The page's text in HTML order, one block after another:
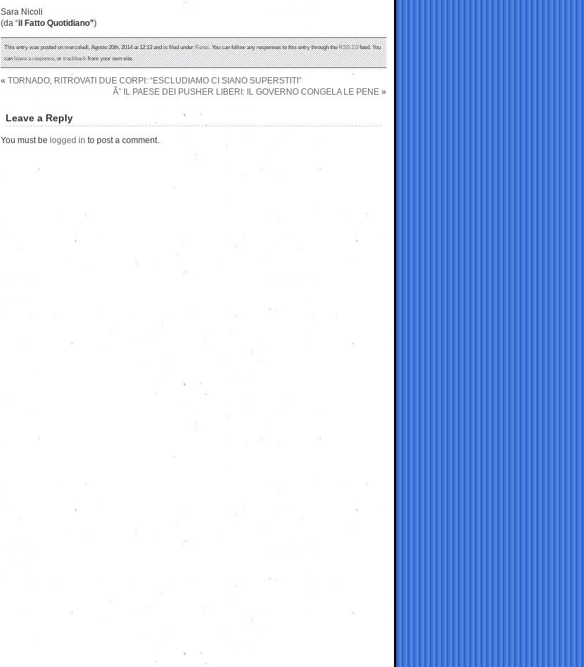
Sara Nicoli
(da “il Fatto Quotidiano”)
This entry was posted on mercoledì, Agosto 20th, 2014 at 12:13 and is filed underRenzi. You can follow any responses to this entry through theRSS 2.0feed. You
canleave a response, ortrackbackfrom your own site.
« TORNADO, RITROVATI DUE CORPI: “ESCLUDIAMO CI SIANO SUPERSTITI”
Ãˆ IL PAESE DEI PUSHER LIBERI: IL GOVERNO CONGELA LE PENE »
Leave a Reply
You must be logged in to post a comment.